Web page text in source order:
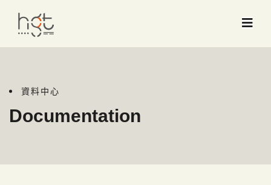
資料中心
Documentation